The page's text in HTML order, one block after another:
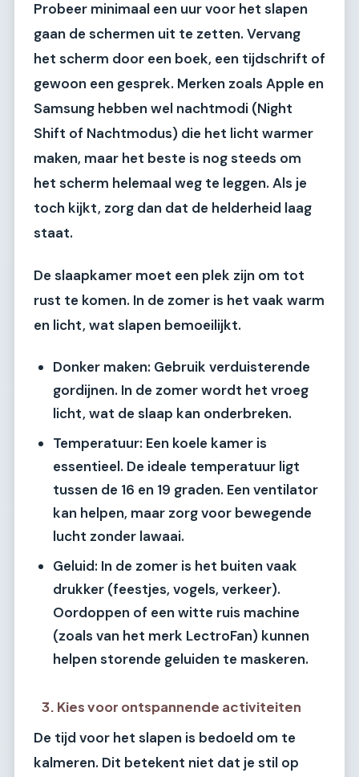
Probeer minimaal een uur voor het slapen
gaan de schermen uit te zetten. Vervang
het scherm door een boek, een tijdschrift of
gewoon een gesprek. Merken zoals Apple en
Samsung hebben wel nachtmodi (Night
Shift of Nachtmodus) die het licht warmer
maken, maar het beste is nog steeds om
het scherm helemaal weg te leggen. Als je
toch kijkt, zorg dan dat de helderheid laag
staat.
De slaapkamer moet een plek zijn om tot
rust te komen. In de zomer is het vaak warm
en licht, wat slapen bemoeilijkt.
Donker maken: Gebruik verduisterende
gordijnen. In de zomer wordt het vroeg
licht, wat de slaap kan onderbreken.
Temperatuur: Een koele kamer is
essentieel. De ideale temperatuur ligt
tussen de 16 en 19 graden. Een ventilator
kan helpen, maar zorg voor bewegende
lucht zonder lawaai.
Geluid: In de zomer is het buiten vaak
drukker (feestjes, vogels, verkeer).
Oordoppen of een witte ruis machine
(zoals van het merk LectroFan) kunnen
helpen storende geluiden te maskeren.
3. Kies voor ontspannende activiteiten
De tijd voor het slapen is bedoeld om te
kalmeren. Dit betekent niet dat je stil op